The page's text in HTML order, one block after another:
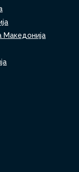
Македонија